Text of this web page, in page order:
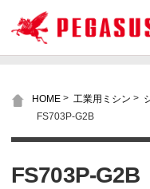
HOME > 工業用ミシン >
FS703P-G2B
FS703P-G2B